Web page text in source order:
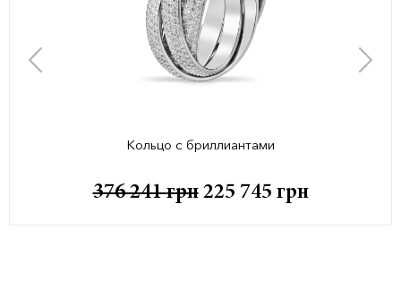
Кольцо с бриллиантами
376 241грн 225 745 грн